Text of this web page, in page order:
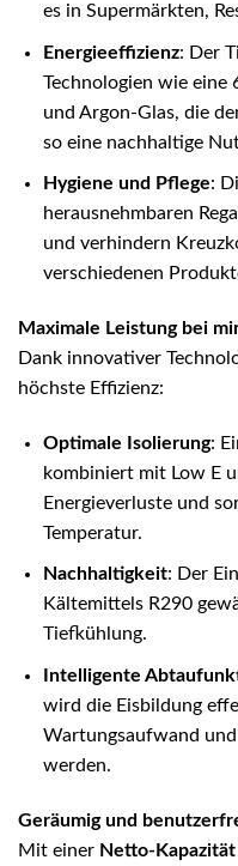
es in Supermärkten,
Energieeffizienz: Der
Technologien wie eine
und Argon-Glas, die
so eine nachhaltige
Hygiene und Pflege:
herausnehmbaren
und verhindern
verschiedenen
Maximale Leistung bei
Dank innovativer
höchste Effizienz:
Optimale Isolierung:
kombiniert mit Low E
Energieverluste und
Temperatur.
Nachhaltigkeit: Der
Kältemittels R290
Tiefkühlung.
Intelligente
wird die Eisbildung
Wartungsaufwand
werden.
Geräumig und
Mit einer Netto-